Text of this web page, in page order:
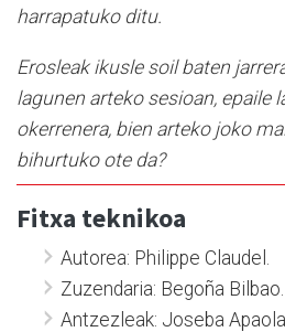
harrapatuko ditu.
Erosleak ikusle soil baten
lagunen arteko sesioan, epaile
okerrenera, bien arteko joko
bihurtuko ote da?
Fitxa teknikoa
Autorea: Philippe Claudel.
Zuzendaria: Begoña Bilbao.
Antzezleak: Joseba